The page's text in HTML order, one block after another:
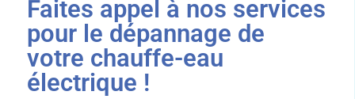
Faites appel à nos services
pour le dépannage de
votre chauffe-eau
électrique !